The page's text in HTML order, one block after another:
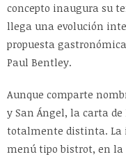
concepto inaugura su
llega una evolución
propuesta
Paul Bentley.
Aunque comparte
y San Ángel, la carta
totalmente distinta. La
menú tipo bistrot, en